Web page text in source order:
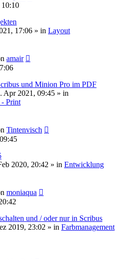
17:06 » in Layout
amair
und Minion Pro im PDF
Apr 2021, 09:45 » in
- Print
Tintenvisch
2020, 20:42 » in Entwicklung
moniaqua
und / oder nur in Scribus
2019, 23:02 » in Farbmanagement